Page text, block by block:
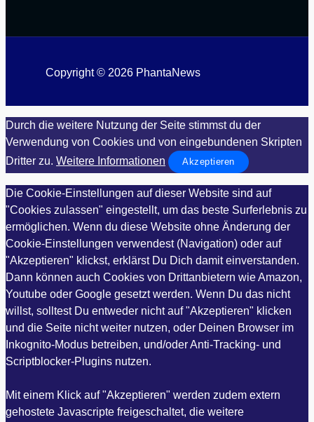
Copyright © 2026 PhantaNews
Durch die weitere Nutzung der Seite stimmst du der
Verwendung von Cookies und von eingebundenen Skripten
Dritter zu. Weitere Informationen Akzeptieren
Die Cookie-Einstellungen auf dieser Website sind auf
"Cookies zulassen" eingestellt, um das beste Surferlebnis zu
ermöglichen. Wenn du diese Website ohne Änderung der
Cookie-Einstellungen verwendest (Navigation) oder auf
"Akzeptieren" klickst, erklärst Du Dich damit einverstanden.
Dann können auch Cookies von Drittanbietern wie Amazon,
Youtube oder Google gesetzt werden. Wenn Du das nicht
willst, solltest Du entweder nicht auf "Akzeptieren" klicken
und die Seite nicht weiter nutzen, oder Deinen Browser im
Inkognito-Modus betreiben, und/oder Anti-Tracking- und
Scriptblocker-Plugins nutzen.
Mit einem Klick auf "Akzeptieren" werden zudem extern
gehostete Javascripte freigeschaltet, die weitere